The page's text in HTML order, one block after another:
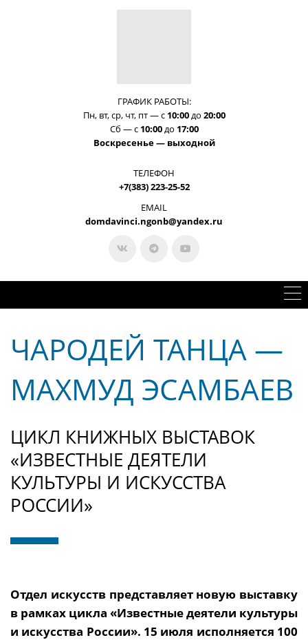
ГРАФИК РАБОТЫ:
Пн, вт, ср, чт, пт —с 10:00до 20:00
Сб —с 10:00до 17:00
Воскресенье — выходной
ТЕЛЕФОН
+7(383) 223-25-52
EMAIL
domdavinci.ngonb@yandex.ru
ЧАРОДЕЙ ТАНЦА —
МАХМУД ЭСАМБАЕВ
ЦИКЛ КНИЖНЫХ ВЫСТАВОК
«ИЗВЕСТНЫЕ ДЕЯТЕЛИ
КУЛЬТУРЫ И ИСКУССТВА
РОССИИ»
Отдел искусств представляет новую выставку
в рамках цикла «Известные деятели культуры
и искусства России». 15 июля исполняется 100